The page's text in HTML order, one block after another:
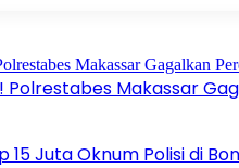
Polrestabes Makassar
15 Juta Oknum Polisi di